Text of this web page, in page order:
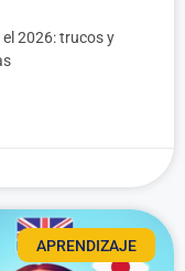
2026: trucos y
APRENDIZAJE